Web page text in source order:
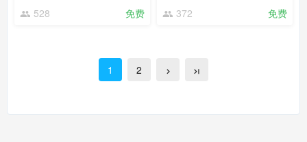
528
免费
372
免费
1 2